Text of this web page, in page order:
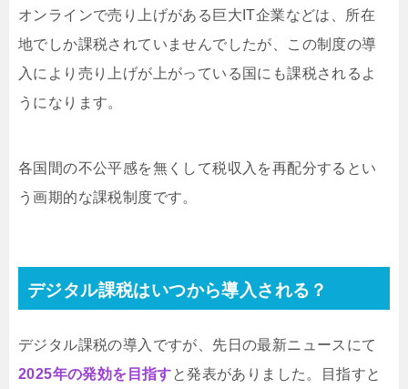
オンラインで売り上げがある巨大IT企業などは、所在
地でしか課税されていませんでしたが、この制度の導
入により売り上げが上がっている国にも課税されるよ
うになります。
各国間の不公平感を無くして税収入を再配分するとい
う画期的な課税制度です。
デジタル課税はいつから導入される？
デジタル課税の導入ですが、先日の最新ニュースにて
2025年の発効を目指すと発表がありました。目指すと